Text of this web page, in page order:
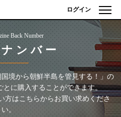
ログイン
Back Number
ンバー
境から朝鮮半島を管見する！」 の
とに購入することができます。
方はこちらからお買い求めくださ
い。